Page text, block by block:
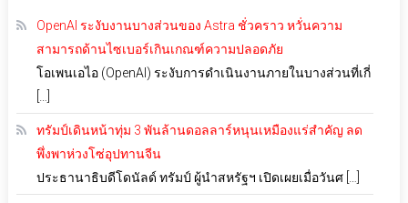
OpenAI ระงับงานบางส่วนของ Astra ชั่วคราว หวั่นความ
สามารถด้านไซเบอร์เกินเกณฑ์ความปลอดภัย
โอเพนเอไอ (OpenAI) ระงับการดำเนินงานภายในบางส่วนที่เกี่
[…]
ทรัมป์เดินหน้าทุ่ม 3 พันล้านดอลลาร์หนุนเหมืองแร่สำคัญ ลด
พึ่งพาห่วงโซ่อุปทานจีน
ประธานาธิบดีโดนัลด์ ทรัมป์ ผู้นำสหรัฐฯ เปิดเผยเมื่อวันศ […]